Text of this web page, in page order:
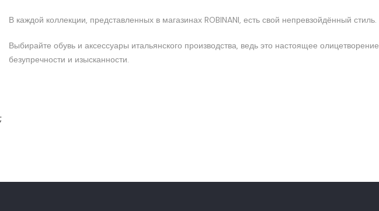
В каждой коллекции, представленных в магазинах ROBINANI, есть свой непревзойдённый стиль.
Выбирайте обувь и аксессуары итальянского производства, ведь это настоящее олицетворение
безупречности и изысканности.
;